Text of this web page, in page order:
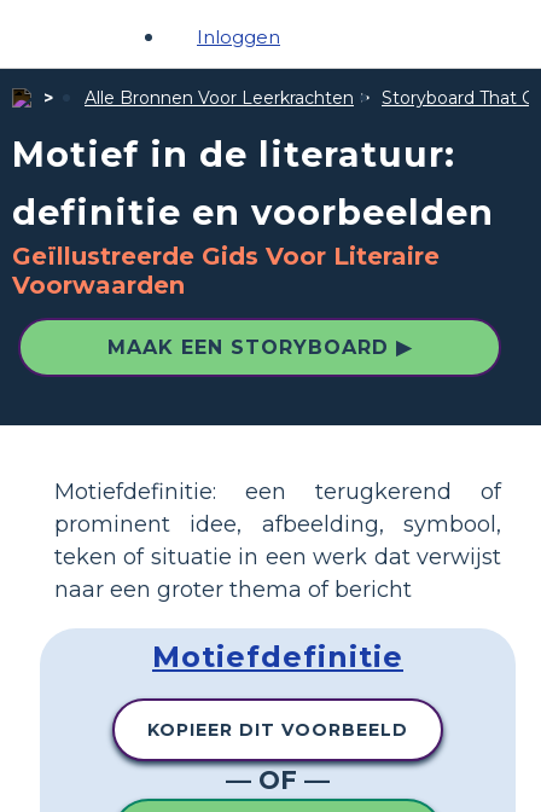
Inloggen
Alle Bronnen Voor Leerkrachten Storyboard That
Motief in de literatuur:
definitie en voorbeelden
Geïllustreerde Gids Voor Literaire
Voorwaarden
MAAK EEN STORYBOARD ▶
Motiefdefinitie: een terugkerend of
prominent idee, afbeelding, symbool,
teken of situatie in een werk dat verwijst
naar een groter thema of bericht
Motiefdefinitie
KOPIEER DIT VOORBEELD
— OF —